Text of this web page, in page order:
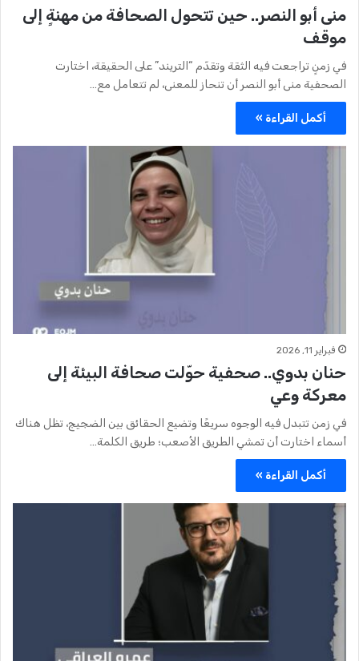
منى أبو النصر.. حين تتحول الصحافة من مهنةٍ إلى
موقف
في زمنٍ تراجعت فيه الثقة وتقدّم “التريند” على الحقيقة، اختارت
الصحفية منى أبو النصر أن تنحاز للمعنى، لم تتعامل مع…
أكمل القراءة »
فبراير 11, 2026
حنان بدوي.. صحفية حوّلت صحافة البيئة إلى
معركة وعي
في زمن تتبدل فيه الوجوه سريعًا وتضيع الحقائق بين الضجيج، تظل هناك
أسماء اختارت أن تمشي الطريق الأصعب؛ طريق الكلمة…
أكمل القراءة »